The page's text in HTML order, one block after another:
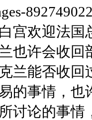
宫欢迎法国
也许会收回
兰能否收回
的事情，也
讨论的事情